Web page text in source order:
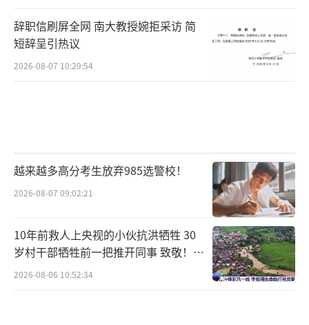
陈女士提供了与张某某的微信聊天记录，
其中提到张某某曾在医院表示偶尔漏电正好被
她家小朋友赶上。张某某则回复称，从开园到
辞职信刷屏全网 南大教授婉拒采访 简
短辞呈引热议
2026-08-07 10:29:54
越来越多高分考生放弃985选警校！
2026-08-07 09:02:21
10年前救人上央视的小伙抗洪牺牲 30
岁村干部牺牲前一把推开同事 致敬！送
别！
2026-08-06 10:52:34